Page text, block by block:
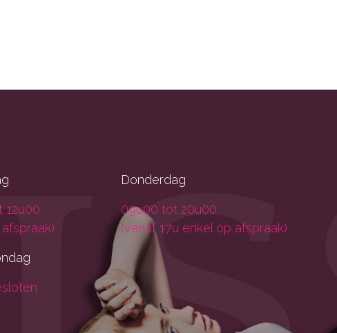
12u00
Donderdag
09u00 tot 20u00
(vanaf 17u enkel op afspraak)